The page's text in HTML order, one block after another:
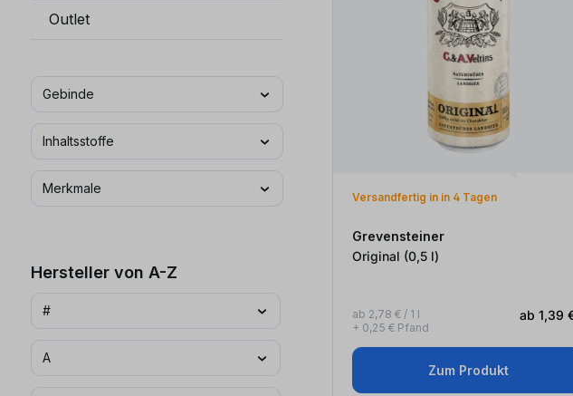
Outlet
Gebinde
Inhaltsstoffe
Merkmale
Hersteller von A-Z
#
A
Versandfertig inin 4 Tagen
Grevensteiner
Original (0,5 l)
ab 2,78 € / 1 l
+ 0,25 € Pfand
ab 1,39
Zum Produkt